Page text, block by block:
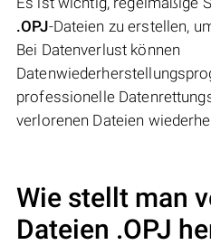
.OPJ-Dateien zu erstellen,
Bei Datenverlust können
professionelle
verlorenen Dateien
Wie stellt man
Dateien .OPJ